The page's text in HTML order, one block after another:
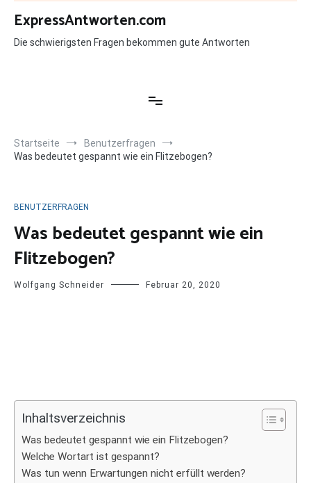
Zum
Inhalt
springen
ExpressAntworten.com
Die schwierigsten Fragen bekommen gute Antworten
Startseite
Benutzerfragen
Was bedeutet gespannt wie ein Flitzebogen?
BENUTZERFRAGEN
Was bedeutet gespannt wie ein
Flitzebogen?
Wolfgang Schneider Februar 20, 2020
Inhaltsverzeichnis
Was bedeutet gespannt wie ein Flitzebogen?
Welche Wortart ist gespannt?
Was tun wenn Erwartungen nicht erfüllt werden?